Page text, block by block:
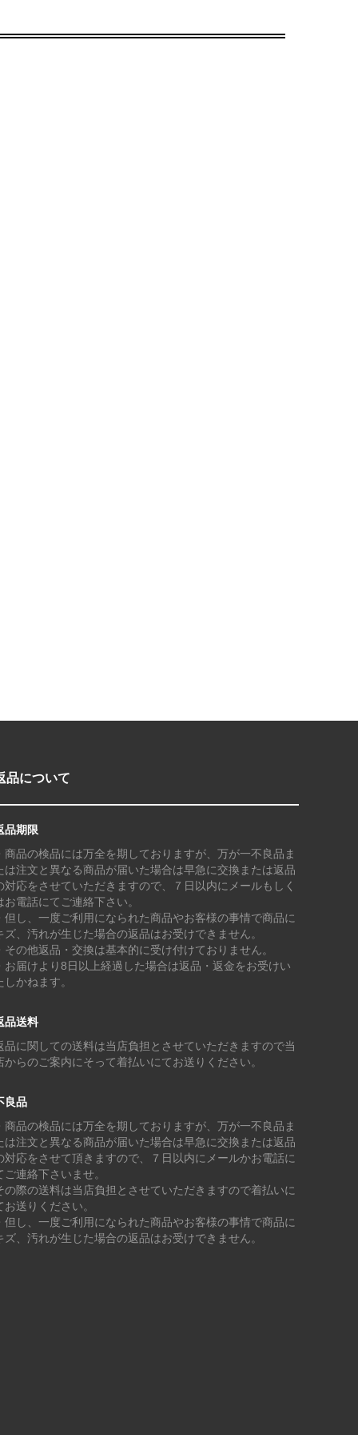
品について
品期限
商品の検品には万全を期しておりますが、万が一不良品ま
は注文と異なる商品が届いた場合は早急に交換または返品
対応をさせていただきますので、７日以内にメールもしく
お電話にてご連絡下さい。
但し、一度ご利用になられた商品やお客様の事情で商品に
ズ、汚れが生じた場合の返品はお受けできません。
その他返品・交換は基本的に受け付けておりません。
お届けより8日以上経過した場合は返品・返金をお受けい
しかねます。
品送料
品に関しての送料は当店負担とさせていただきますので当
からのご案内にそって着払いにてお送りください。
良品
商品の検品には万全を期しておりますが、万が一不良品ま
は注文と異なる商品が届いた場合は早急に交換または返品
対応をさせて頂きますので、７日以内にメールかお電話に
ご連絡下さいませ。
の際の送料は当店負担とさせていただきますので着払いに
お送りください。
但し、一度ご利用になられた商品やお客様の事情で商品に
ズ、汚れが生じた場合の返品はお受けできません。